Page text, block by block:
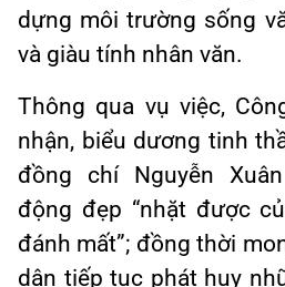
dựng môi trường sống
và giàu tính nhân văn.
Thông qua vụ việc,
nhận, biểu dương tinh
đồng chí Nguyễn
động đẹp “nhặt được
đánh mất”; đồng thời
dân tiếp tục phát huy